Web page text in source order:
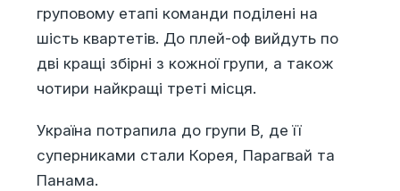
груповому етапі команди поділені на
шість квартетів. До плей-оф вийдуть по
дві кращі збірні з кожної групи, а також
чотири найкращі треті місця.
Україна потрапила до групи B, де її
суперниками стали Корея, Парагвай та
Панама.